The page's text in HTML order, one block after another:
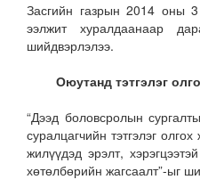
Засгийн газрын 2014 оны
ээлжит хуралдаанаар
шийдвэрлэлээ.
Оюутанд тэтгэлэг
“Дээд боловсролын
суралцагчийн тэтгэлэг
жилүүдэд эрэлт,
хөтөлбөрийн жагсаалт”-ыг